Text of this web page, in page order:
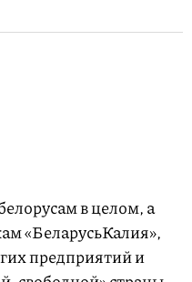
в целом, а
«БелaрусьКалия»,
предприятий и